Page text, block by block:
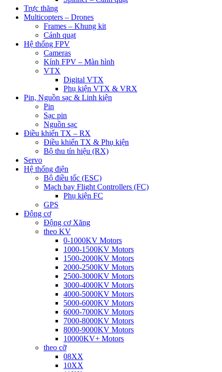
Trực thăng
Multicopters – Drones
Frames – Khung kit
Cánh quạt
Hệ thống FPV
Cameras
Kính FPV – Màn hình
VTX
Digital VTX
Phụ kiện VTX & VRX
Pin, Nguồn sạc & Linh kiện
Pin
Sạc pin
Nguồn sạc
Điều khiển TX – RX
Điều khiển TX & Phụ kiện
Bộ thu tín hiệu (RX)
Servo
Hệ thống điện
Bộ điều tốc (ESC)
Mạch bay Flight Controllers (FC)
Phụ kiện FC
GPS
Động cơ
Động cơ Xăng
theo KV
0-1000KV Motors
1000-1500KV Motors
1500-2000KV Motors
2000-2500KV Motors
2500-3000KV Motors
3000-4000KV Motors
4000-5000KV Motors
5000-6000KV Motors
6000-7000KV Motors
7000-8000KV Motors
8000-9000KV Motors
10000KV+ Motors
theo cỡ
08XX
10XX